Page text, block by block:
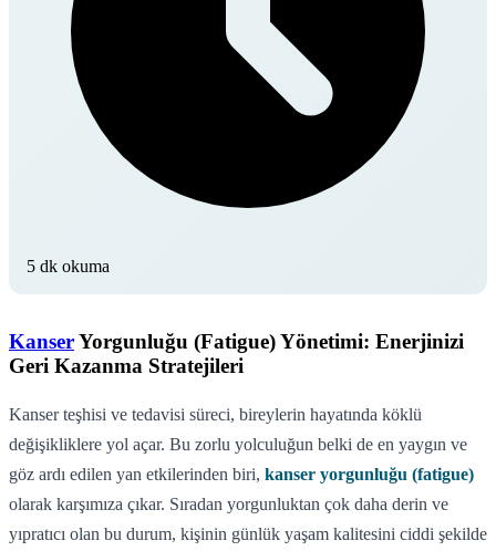
5 dk okuma
KanserYorgunluğu (Fatigue) Yönetimi: Enerjinizi
Geri Kazanma Stratejileri
Kanser teşhisi ve tedavisi süreci, bireylerin hayatında köklü
değişikliklere yol açar. Bu zorlu yolculuğun belki de en yaygın ve
göz ardı edilen yan etkilerinden biri, kanser yorgunluğu (fatigue)
olarak karşımıza çıkar. Sıradan yorgunluktan çok daha derin ve
yıpratıcı olan bu durum, kişinin günlük yaşam kalitesini ciddi şekilde